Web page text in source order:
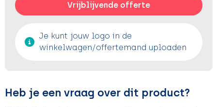
Vrijblijvende offerte
Je kunt jouw logo in de
winkelwagen/offertemand uploaden
Heb je een vraag over dit product?